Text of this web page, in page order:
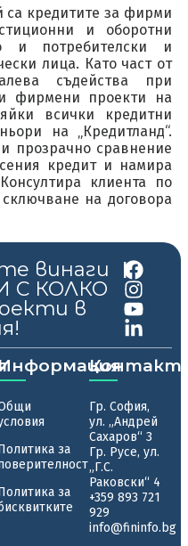
са кредитите за фирми
и оборотни
и потребителски и
лица. Като част от
съдейства при
фирмени проекти на
всички кредитни
на „Кредитланд“.
прозрачно сравнение
кредит и намира
клиента по
на договора
винаги
С КОЛКО
в
|
за
за
Гр. София,
ул. „Андрей
Сахаров“ 3
Гр. Русе, ул.
„Г.С.
Раковски“ 4
+359 893 721
929
info@fininfo.bg